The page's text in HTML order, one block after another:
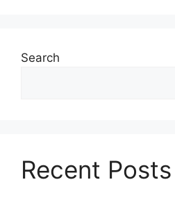
Search
Recent Posts